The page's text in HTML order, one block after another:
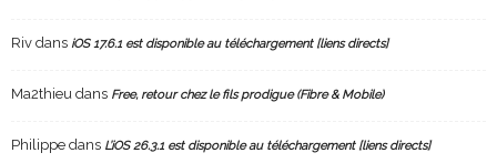
Riv dans iOS 17.6.1 est disponible au téléchargement [liens directs]
Ma2thieu dans Free, retour chez le fils prodigue (Fibre & Mobile)
Philippe dans L’iOS 26.3.1 est disponible au téléchargement [liens directs]